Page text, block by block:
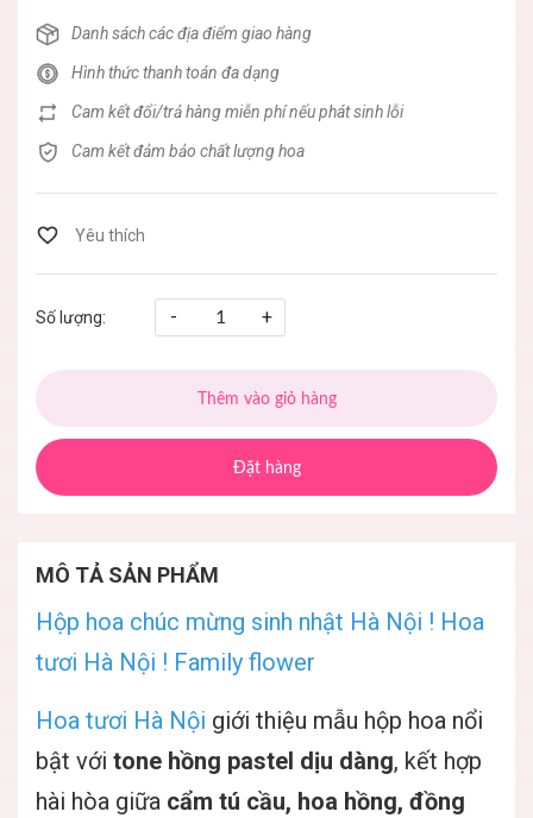
Danh sách các địa điểm giao hàng
Hình thức thanh toán đa dạng
Cam kết đổi/trả hàng miễn phí nếu phát sinh lỗi
Cam kết đảm bảo chất lượng hoa
Số lượng: - +
Thêm vào giỏ hàng
Đặt hàng
MÔ TẢ SẢN PHẨM
Hộp hoa chúc mừng sinh nhật Hà Nội ! Hoa
tươi Hà Nội ! Family flower
Hoa tươi Hà Nội giới thiệu mẫu hộp hoa nổi
bật với tone hồng pastel dịu dàng, kết hợp
hài hòa giữa cẩm tú cầu, hoa hồng, đồng